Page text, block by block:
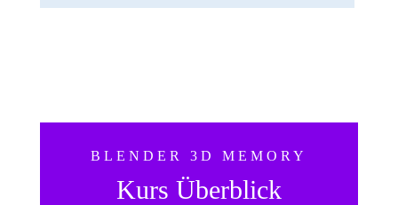
BLENDER 3D MEMORY
Kurs Überblick